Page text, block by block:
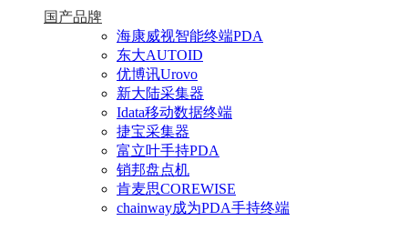
国产品牌
海康威视智能终端PDA
东大AUTOID
优博讯Urovo
新大陆采集器
Idata移动数据终端
捷宝采集器
富立叶手持PDA
销邦盘点机
肯麦思COREWISE
chainway成为PDA手持终端